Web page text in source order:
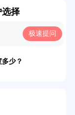
选择
极速提问
哪些？
少？